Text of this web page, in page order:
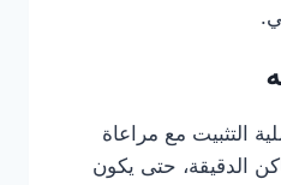
التثبيت مع مراعاة
الدقيقة، حتى يكون